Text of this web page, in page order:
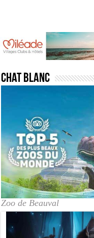
Chat blanc
Zoo de Beauval